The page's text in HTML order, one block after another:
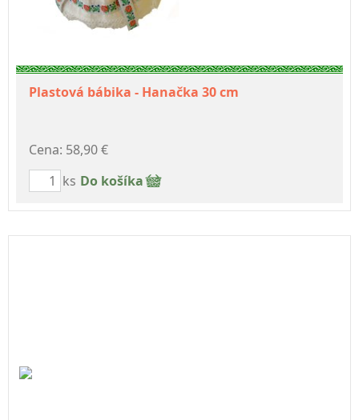
Plastová bábika - Hanačka 30 cm
Cena: 58,90 €
ks Do košíka